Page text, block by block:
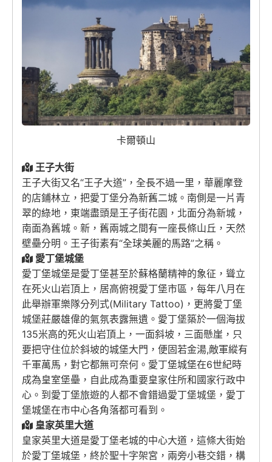
卡爾頓山
王子大街
王子大街又名“王子大道”，全長不過一里，華麗摩登
的店鋪林立，把愛丁堡分為新舊二城。南側是一片青
翠的綠地，東端盡頭是王子街花園，北面分為新城，
南面為舊城。新，舊兩城之間有一座長條山丘，天然
壁壘分明。王子街素有“全球美麗的馬路”之稱。
愛丁堡城堡
愛丁堡城堡是愛丁堡甚至於蘇格蘭精神的象征，聳立
在死火山岩頂上，居高俯視愛丁堡市區，每年八月在
此舉辦軍樂隊分列式(Military Tattoo)，更將愛丁堡
城堡莊嚴雄偉的氣氛表露無遺。愛丁堡築於一個海拔
135米高的死火山岩頂上，一面斜坡，三面懸崖，只
要把守住位於斜坡的城堡大門，便固若金湯,敵軍縱有
千軍萬馬，對它都無可奈何。愛丁堡城堡在6世紀時
成為皇室堡壘，自此成為重要皇家住所和國家行政中
心。到愛丁堡旅遊的人都不會錯過愛丁堡城堡，愛丁
堡城堡在市中心各角落都可看到。
皇家英里大道
皇家英里大道是愛丁堡老城的中心大道，這條大街始
於愛丁堡城堡，終於聖十字架宮，兩旁小巷交錯，構